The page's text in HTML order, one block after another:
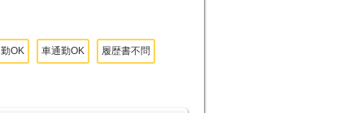
OK 車通勤OK 履歴書不問